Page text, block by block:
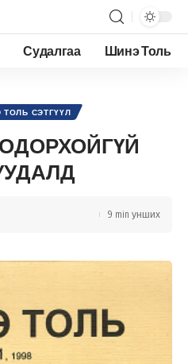
Судалгаа Шинэ Толь
СЭТГҮҮЛ
9 min унших